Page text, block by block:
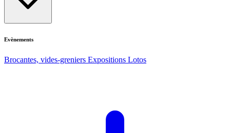
Evènements
Brocantes, vides-greniers Expositions Lotos